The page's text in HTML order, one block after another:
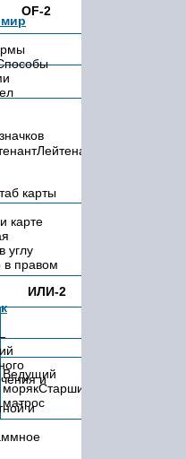
OF-2
ИЛИ-2
Ведущий
морякСтарший
матрос
карты
карте
углу
в правом
и
и